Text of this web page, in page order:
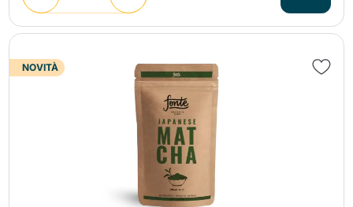
NOVITÀ